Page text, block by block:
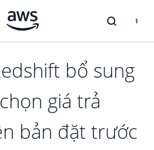
bổ sung
giá trả
bản đặt trước